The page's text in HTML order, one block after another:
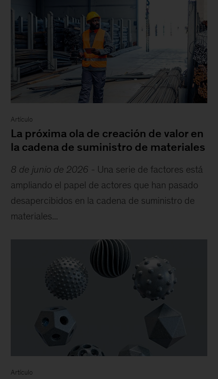
Artículo
La próxima ola de creación de valor en
la cadena de suministro de materiales
8 de junio de 2026 - Una serie de factores está
ampliando el papel de actores que han pasado
desapercibidos en la cadena de suministro de
materiales...
Artículo